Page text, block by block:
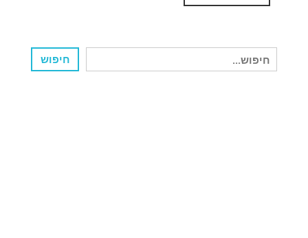
חיפוש
עבור:
חיפוש